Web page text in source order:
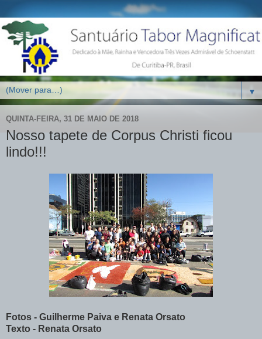
▼
QUINTA-FEIRA, 31 DE MAIO DE 2018
Nosso tapete de Corpus Christi ficou
lindo!!!
Fotos - Guilherme Paiva e Renata Orsato
Texto - Renata Orsato